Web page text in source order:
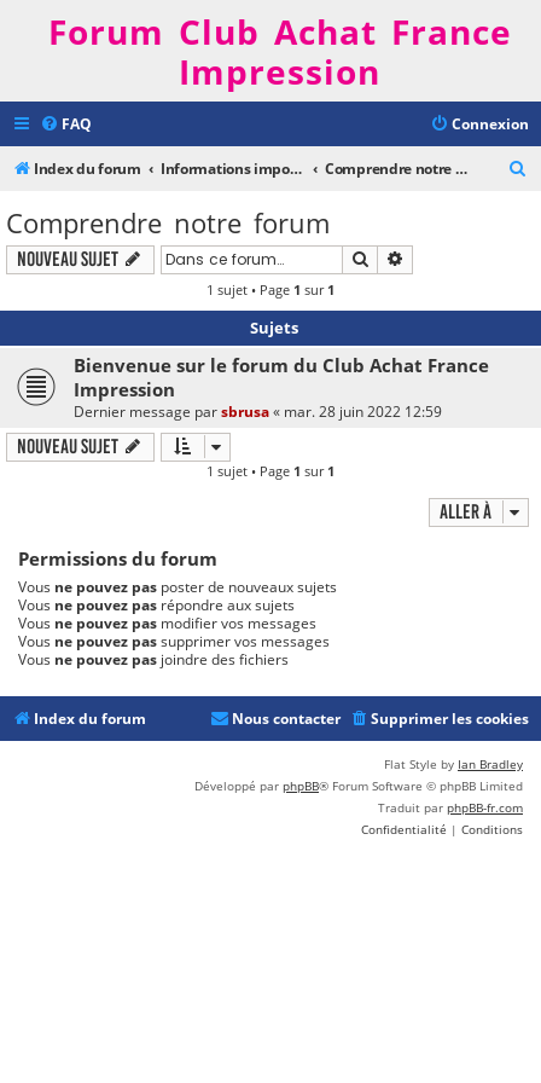
Forum Club Achat France
Impression
FAQ Connexion
Index du forum Informations importantes Comprendre notre forum
Comprendre notre forum
Nouveau sujet Rechercher
1 sujet • Page 1 sur 1
Sujets
Bienvenue sur le forum du Club Achat France
Impression
Dernier message parsbrusa« mar. 28 juin 2022 12:59
Nouveau sujet
1 sujet • Page 1 sur 1
Aller à
Permissions du forum
Vous ne pouvez pas poster de nouveaux sujets
Vous ne pouvez pas répondre aux sujets
Vous ne pouvez pas modifier vos messages
Vous ne pouvez passupprimer vos messages
Vous ne pouvez pas joindre des fichiers
Index du forum Supprimer les cookies
Nous contacter
Flat Style by Ian Bradley
Développé par phpBB® Forum Software © phpBB Limited
Traduit par phpBB-fr.com
Confidentialité | Conditions